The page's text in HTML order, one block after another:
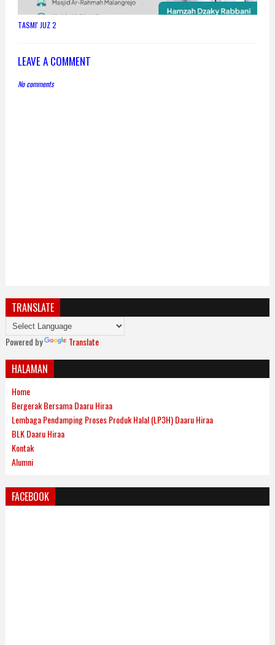
TASMI' JUZ 2
LEAVE A COMMENT
No comments
TRANSLATE
Powered by Translate
HALAMAN
Home
Bergerak Bersama Daaru Hiraa
Lembaga Pendamping Proses Produk Halal (LP3H) Daaru Hiraa
BLK Daaru Hiraa
Kontak
Alumni
FACEBOOK